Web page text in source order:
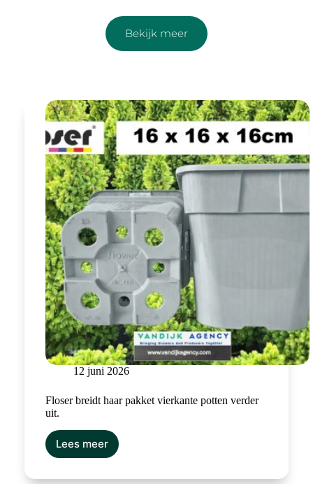
Bekijk meer
12 juni 2026
Floser breidt haar pakket vierkante potten verder
uit.
Lees meer
Floser
haar